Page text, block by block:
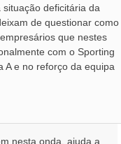
deficitária da
de questionar como
que nestes
com o Sporting
A e no reforço da equipa
nesta onda, ajuda a